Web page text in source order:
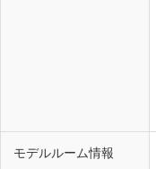
モデルルーム情報